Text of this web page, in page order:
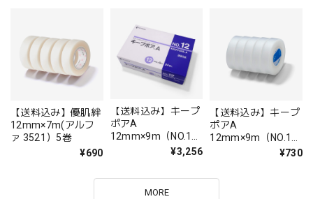
【送料込み】優肌絆
12mm×7m(アルフ
ァ 3521）5巻
¥690
【送料込み】キープ
ポアA
12mm×9m（NO.12
¥3,256
【送料込み】キープ
ポアA
12mm×9m（NO.12
¥730
MORE